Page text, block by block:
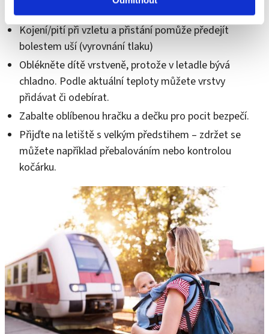
Kojení/pití při vzletu a přistání pomůže předejít
bolestem uší (vyrovnání tlaku)
Oblékněte dítě vrstveně, protože v letadle bývá
chladno. Podle aktuální teploty můžete vrstvy
přidávat či odebírat.
Zabalte oblíbenou hračku a dečku pro pocit bezpečí.
Přijďte na letiště s velkým předstihem – zdržet se
můžete například přebalováním nebo kontrolou
kočárku.